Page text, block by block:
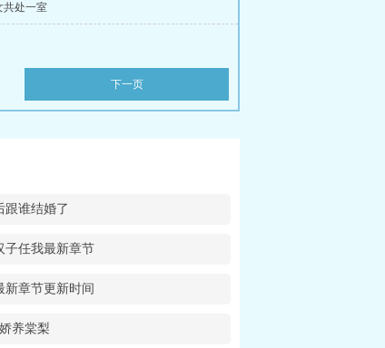
共处一室
下一页
跟谁结婚了
子任我最新章节
新章节更新时间
养棠梨